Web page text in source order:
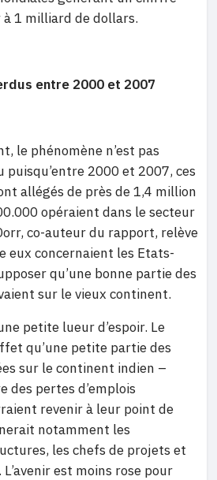
1 milliard de dollars.
entre 2000 et 2007
le phénomène n’est pas
2000 et 2007, ces
allégés de près de 1,4 million
opéraient dans le secteur
co-auteur du rapport, relève
eux concernaient les Etats-
qu’une bonne partie des
sur le vieux continent.
petite lueur d’espoir. Le
qu’une petite partie des
sur le continent indien –
des pertes d’emplois
revenir à leur point de
notamment les
les chefs de projets et
L’avenir est moins rose pour